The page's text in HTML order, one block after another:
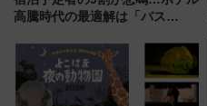
高騰時代の最適解は「バス
した、推し活遠征や観光時のリ
アルな懐事情